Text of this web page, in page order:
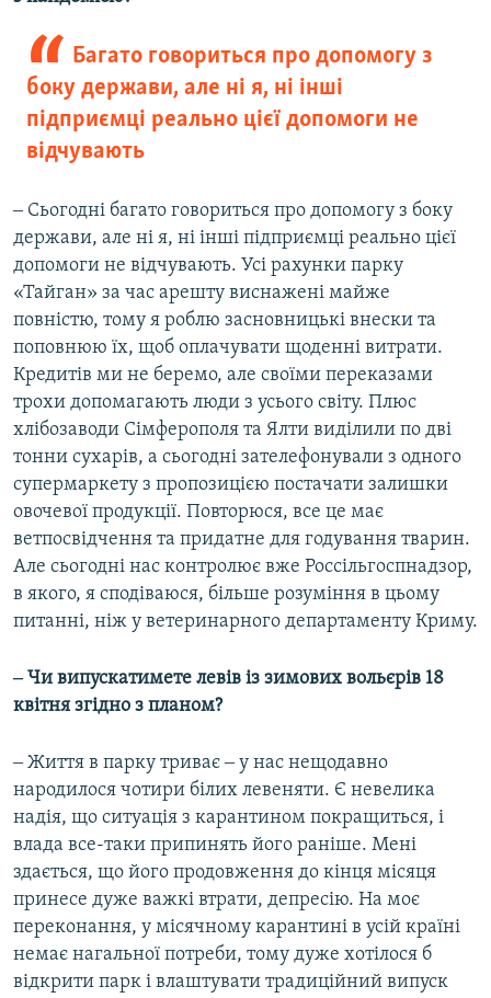
Багато говориться про допомогу з
боку держави, але ні я, ні інші
підприємці реально цієї допомоги не
відчувають
‒ Сьогодні багато говориться про допомогу з боку
держави, але ні я, ні інші підприємці реально цієї
допомоги не відчувають. Усі рахунки парку
«Тайган» за час арешту виснажені майже
повністю, тому я роблю засновницькі внески та
поповнюю їх, щоб оплачувати щоденні витрати.
Кредитів ми не беремо, але своїми переказами
трохи допомагають люди з усього світу. Плюс
хлібозаводи Сімферополя та Ялти виділили по дві
тонни сухарів, а сьогодні зателефонували з одного
супермаркету з пропозицією постачати залишки
овочевої продукції. Повторюся, все це має
ветпосвідчення та придатне для годування тварин.
Але сьогодні нас контролює вже Россільгоспнадзор,
в якого, я сподіваюся, більше розуміння в цьому
питанні, ніж у ветеринарного департаменту Криму.
‒ Чи випускатимете левів із зимових вольєрів 18
квітня згідно з планом?
‒ Життя в парку триває ‒ у нас нещодавно
народилося чотири білих левеняти. Є невелика
надія, що ситуація з карантином покращиться, і
влада все-таки припинять його раніше. Мені
здається, що його продовження до кінця місяця
принесе дуже важкі втрати, депресію. На моє
переконання, у місячному карантині в усій країні
немає нагальної потреби, тому дуже хотілося б
відкрити парк і влаштувати традиційний випуск